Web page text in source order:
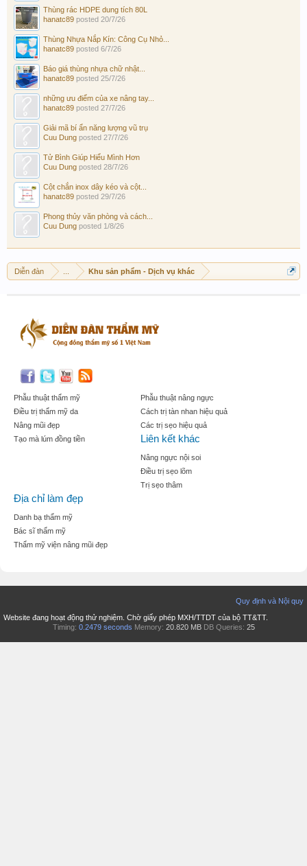
Thùng rác HDPE dung tích 80L
hanatc89 posted 20/7/26
Thùng Nhựa Nắp Kín: Công Cụ Nhỏ...
hanatc89 posted 6/7/26
Báo giá thùng nhựa chữ nhật...
hanatc89 posted 25/7/26
những ưu điểm của xe nâng tay...
hanatc89 posted 27/7/26
Giải mã bí ẩn năng lượng vũ trụ
Cuu Dung posted 27/7/26
Tử Bình Giúp Hiểu Mình Hơn
Cuu Dung posted 28/7/26
Cột chắn inox dây kéo và cột...
hanatc89 posted 29/7/26
Phong thủy văn phòng và cách...
Cuu Dung posted 1/8/26
Diễn đàn Khu sản phẩm - Dịch vụ khác
Phẫu thuật thẩm mỹ
Điều trị thẩm mỹ da
Nâng mũi đẹp
Tạo mà lúm đồng tiền
Phẫu thuật nâng ngực
Cách trị tàn nhan hiệu quả
Các trị sẹo hiệu quả
Liên kết khác
Nâng ngực nội soi
Điều trị sẹo lõm
Trị sẹo thâm
Địa chỉ làm đẹp
Danh bạ thẩm mỹ
Bác sĩ thẩm mỹ
Thẩm mỹ viện nâng mũi đẹp
Quy định và Nội quy
Website đang hoạt động thử nghiệm. Chờ giấy phép MXH/TTDT của bộ TT&TT.
Timing: 0.2479 seconds Memory: 20.820 MB DB Queries: 25